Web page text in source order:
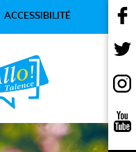
ACCESSIBILITÉ